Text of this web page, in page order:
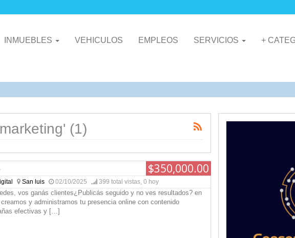
INMUEBLES VEHICULOS EMPLEOS SERVICIOS +
(1)
$350,000.00
San luis 02/10/2025 399 total vistas, 0 hoy
vos ganás clientes¿Publicás seguido y no ves resultados? en
y administramos tu presencia online con contenido
efectivas y […]